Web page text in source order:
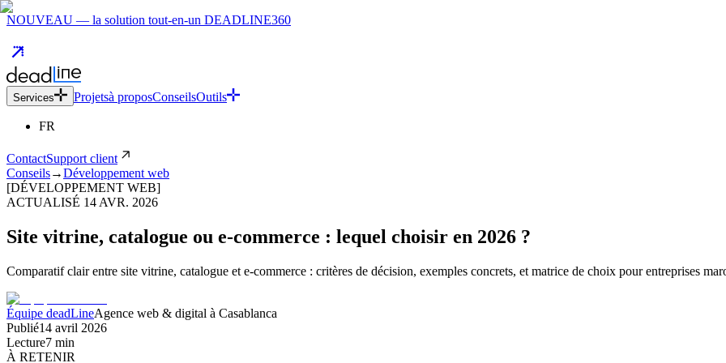
NOUVEAU — la solution tout-en-un DEADLINE360
Services Projetsà proposConseilsOutils
FR
ContactSupport client
Conseils→Développement web
[DÉVELOPPEMENT WEB]
ACTUALISÉ 14 AVR. 2026
Site vitrine, catalogue ou e-commerce : lequel choisir en 2026 ?
Comparatif clair entre site vitrine, catalogue et e-commerce : critères de décision, exemples concrets, et matrice de choix pour entreprises
Équipe deadLineAgence web & digital à Casablanca
Publié14 avril 2026
Lecture7 min
À RETENIR